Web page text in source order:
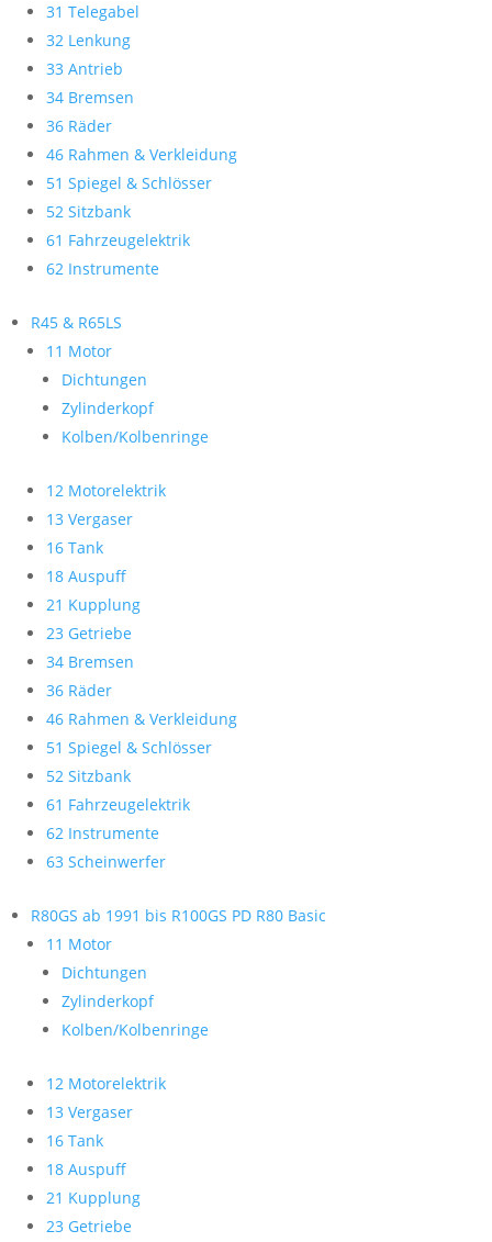
31 Telegabel
32 Lenkung
33 Antrieb
34 Bremsen
36 Räder
46 Rahmen & Verkleidung
51 Spiegel & Schlösser
52 Sitzbank
61 Fahrzeugelektrik
62 Instrumente
R45 & R65LS
11 Motor
Dichtungen
Zylinderkopf
Kolben/Kolbenringe
12 Motorelektrik
13 Vergaser
16 Tank
18 Auspuff
21 Kupplung
23 Getriebe
34 Bremsen
36 Räder
46 Rahmen & Verkleidung
51 Spiegel & Schlösser
52 Sitzbank
61 Fahrzeugelektrik
62 Instrumente
63 Scheinwerfer
R80GS ab 1991 bis R100GS PD R80 Basic
11 Motor
Dichtungen
Zylinderkopf
Kolben/Kolbenringe
12 Motorelektrik
13 Vergaser
16 Tank
18 Auspuff
21 Kupplung
23 Getriebe